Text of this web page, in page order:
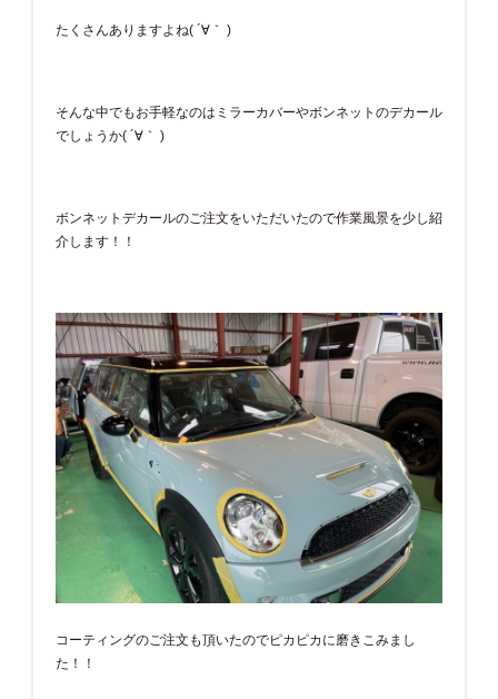
たくさんありますよね( ´∀｀ )
そんな中でもお手軽なのはミラーカバーやボンネットのデカール
でしょうか( ´∀｀ )
ボンネットデカールのご注文をいただいたので作業風景を少し紹
介します！！
コーティングのご注文も頂いたのでピカピカに磨きこみまし
た！！